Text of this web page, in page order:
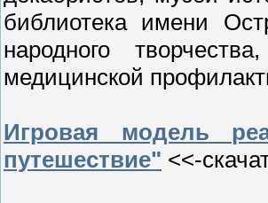
библиотека имени
народного
медицинской
Игровая модель
путешествие" <<-